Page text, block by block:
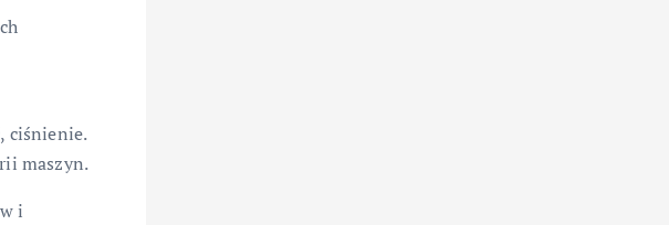
ciśnienie.
maszyn.
i